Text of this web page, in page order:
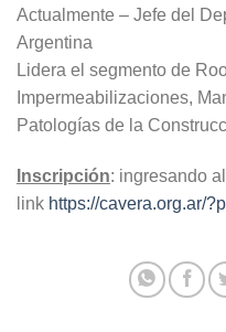
Actualmente – Jefe del
Argentina
Lidera el segmento de
Impermeabilizaciones,
Patologías de la
Inscripción: ingresando
link https://cavera.org.ar/